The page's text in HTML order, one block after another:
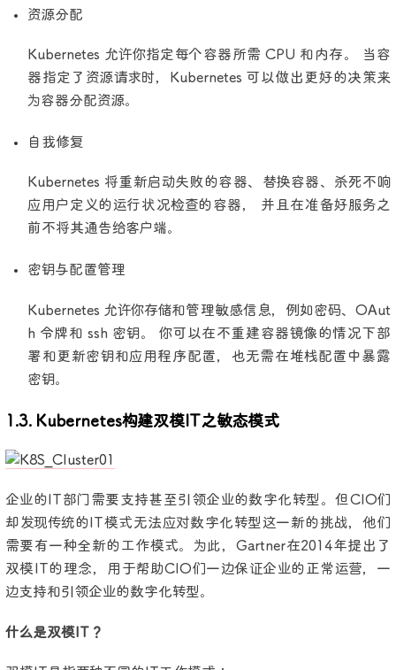
资源分配
Kubernetes 允许你指定每个容器所需 CPU 和内存。 当容
器指定了资源请求时，Kubernetes 可以做出更好的决策来
为容器分配资源。
自我修复
Kubernetes 将重新启动失败的容器、替换容器、杀死不响
应用户定义的运行状况检查的容器， 并且在准备好服务之
前不将其通告给客户端。
密钥与配置管理
Kubernetes 允许你存储和管理敏感信息，例如密码、OAut
h 令牌和 ssh 密钥。 你可以在不重建容器镜像的情况下部
署和更新密钥和应用程序配置，也无需在堆栈配置中暴露
密钥。
1.3. Kubernetes构建双模IT之敏态模式
企业的IT部门需要支持甚至引领企业的数字化转型。但CIO们
却发现传统的IT模式无法应对数字化转型这一新的挑战，他们
需要有一种全新的工作模式。为此，Gartner在2014年提出了
双模IT的理念，用于帮助CIO们一边保证企业的正常运营，一
边支持和引领企业的数字化转型。
什么是双模IT？